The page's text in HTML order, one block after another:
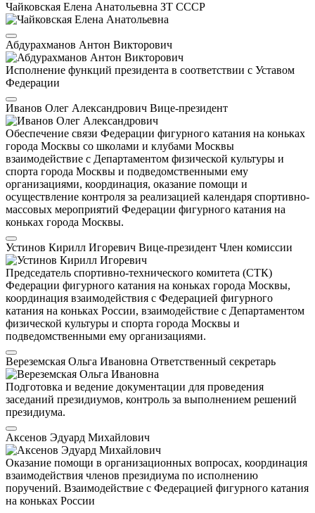
Чайковская Елена Анатольевна ЗТ СССР
Абдурахманов Антон Викторович
Исполнение функций президента в соответствии с Уставом
Федерации
Иванов Олег Александрович Вице-президент
Обеспечение связи Федерации фигурного катания на коньках
города Москвы со школами и клубами Москвы
взаимодействие с Департаментом физической культуры и
спорта города Москвы и подведомственными ему
организациями, координация, оказание помощи и
осуществление контроля за реализацией календаря спортивно-
массовых мероприятий Федерации фигурного катания на
коньках города Москвы.
Устинов Кирилл Игоревич Вице-президент Член комиссии
Председатель спортивно-технического комитета (СТК)
Федерации фигурного катания на коньках города Москвы,
координация взаимодействия с Федерацией фигурного
катания на коньках России, взаимодействие с Департаментом
физической культуры и спорта города Москвы и
подведомственными ему организациями.
Вереземская Ольга Ивановна Ответственный секретарь
Подготовка и ведение документации для проведения
заседаний президиумов, контроль за выполнением решений
президиума.
Аксенов Эдуард Михайлович
Оказание помощи в организационных вопросах, координация
взаимодействия членов президиума по исполнению
поручений. Взаимодействие с Федерацией фигурного катания
на коньках России